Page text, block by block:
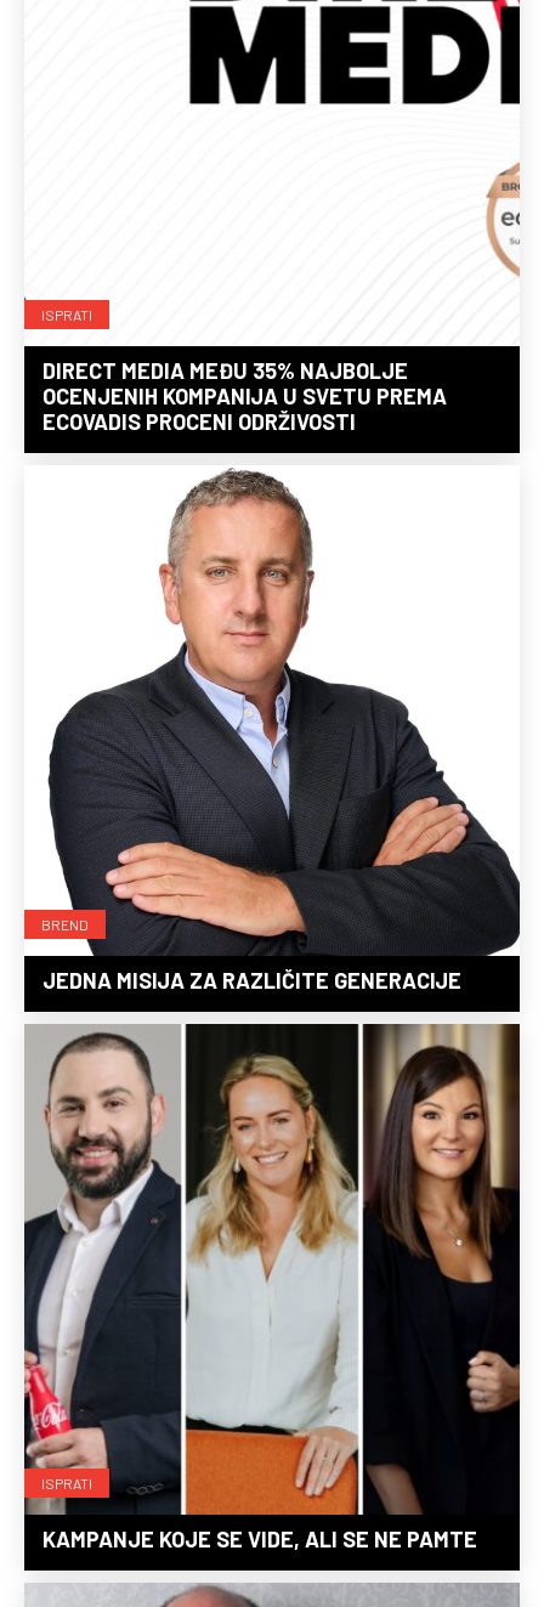
ISPRATI
DIRECT MEDIA MEĐU 35% NAJBOLJE
OCENJENIH KOMPANIJA U SVETU PREMA
ECOVADIS PROCENI ODRŽIVOSTI
BREND
JEDNA MISIJA ZA RAZLIČITE GENERACIJE
ISPRATI
KAMPANJE KOJE SE VIDE, ALI SE NE PAMTE